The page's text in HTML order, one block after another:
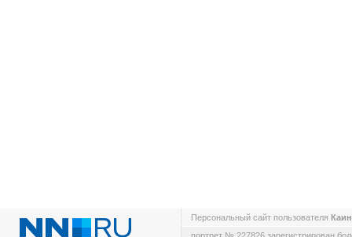
Персональный сайт пользователя